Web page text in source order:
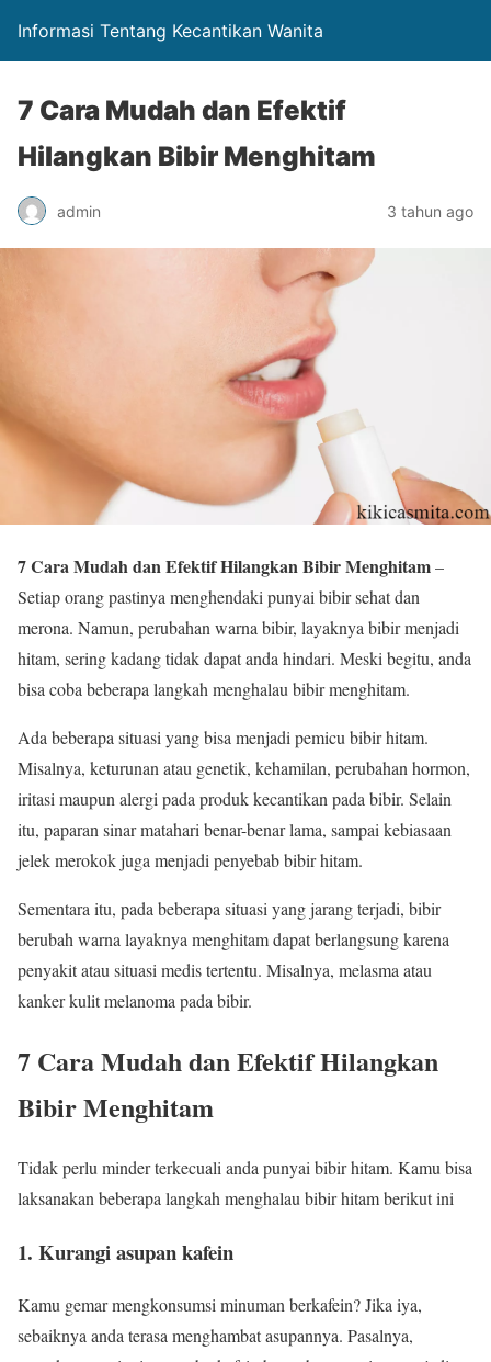
Informasi Tentang Kecantikan Wanita
7 Cara Mudah dan Efektif
Hilangkan Bibir Menghitam
admin 3 tahun ago
7 Cara Mudah dan Efektif Hilangkan Bibir Menghitam–
Setiap orang pastinya menghendaki punyai bibir sehat dan
merona. Namun, perubahan warna bibir, layaknya bibir menjadi
hitam, sering kadang tidak dapat anda hindari. Meski begitu, anda
bisa coba beberapa langkah menghalau bibir menghitam.
Ada beberapa situasi yang bisa menjadi pemicu bibir hitam.
Misalnya, keturunan atau genetik, kehamilan, perubahan hormon,
iritasi maupun alergi pada produk kecantikan pada bibir. Selain
itu, paparan sinar matahari benar-benar lama, sampai kebiasaan
jelek merokok juga menjadi penyebab bibir hitam.
Sementara itu, pada beberapa situasi yang jarang terjadi, bibir
berubah warna layaknya menghitam dapat berlangsung karena
penyakit atau situasi medis tertentu. Misalnya, melasma atau
kanker kulit melanoma pada bibir.
7 Cara Mudah dan Efektif Hilangkan
Bibir Menghitam
Tidak perlu minder terkecuali anda punyai bibir hitam. Kamu bisa
laksanakan beberapa langkah menghalau bibir hitam berikut ini
1. Kurangi asupan kafein
Kamu gemar mengkonsumsi minuman berkafein? Jika iya,
sebaiknya anda terasa menghambat asupannya. Pasalnya,